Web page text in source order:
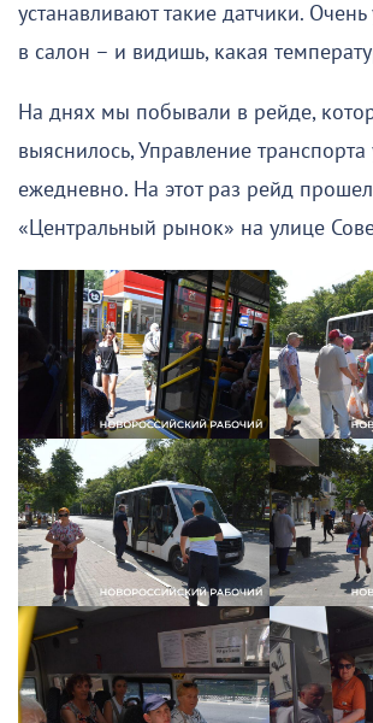
устанавливают такие датчики.
в салон – и видишь, какая
На днях мы побывали в рейде,
выяснилось, Управление транспорта
ежедневно. На этот раз рейд
«Центральный рынок» на улице